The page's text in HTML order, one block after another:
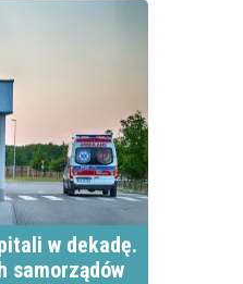
w dekadę.
samorządów